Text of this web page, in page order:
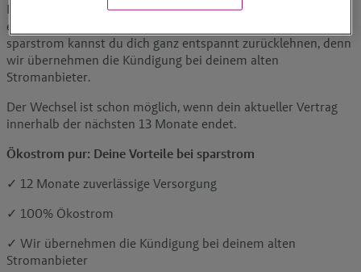
Mit dem Tarif sparstrom12 sicherst du dir 12 Monate lang
eine zuverlässige Versorgung mit sauberem Strom. Bei
sparstrom kannst du dich ganz entspannt zurücklehnen, denn
wir übernehmen die Kündigung bei deinem alten
Stromanbieter.
Der Wechsel ist schon möglich, wenn dein aktueller Vertrag
innerhalb der nächsten 13 Monate endet.
Ökostrom pur: Deine Vorteile bei sparstrom
✓ 12 Monate zuverlässige Versorgung
✓ 100% Ökostrom
✓ Wir übernehmen die Kündigung bei deinem alten
Stromanbieter